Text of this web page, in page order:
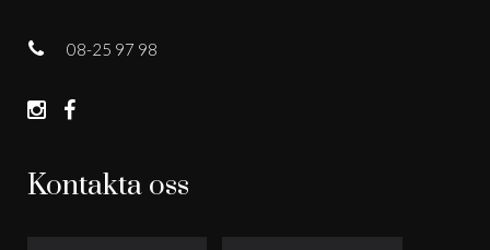
Kontakta oss
08-25 97 98